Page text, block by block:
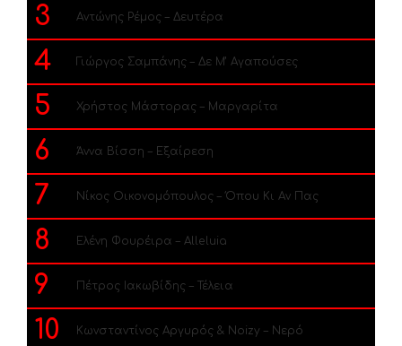
3 Αντώνης Ρέμος – Δευτέρα
4 Γιώργος Σαμπάνης – Δε Μ’ Αγαπούσες
5 Χρήστος Μάστορας – Μαργαρίτα
6 Άννα Βίσση – Εξαίρεση
7 Νίκος Οικονομόπουλος – Όπου Κι Αν Πας
8 Ελένη Φουρέιρα – Alleluia
9 Πέτρος Ιακωβίδης – Τέλεια
10 Κωνσταντίνος Αργυρός & Noizy – Νερό